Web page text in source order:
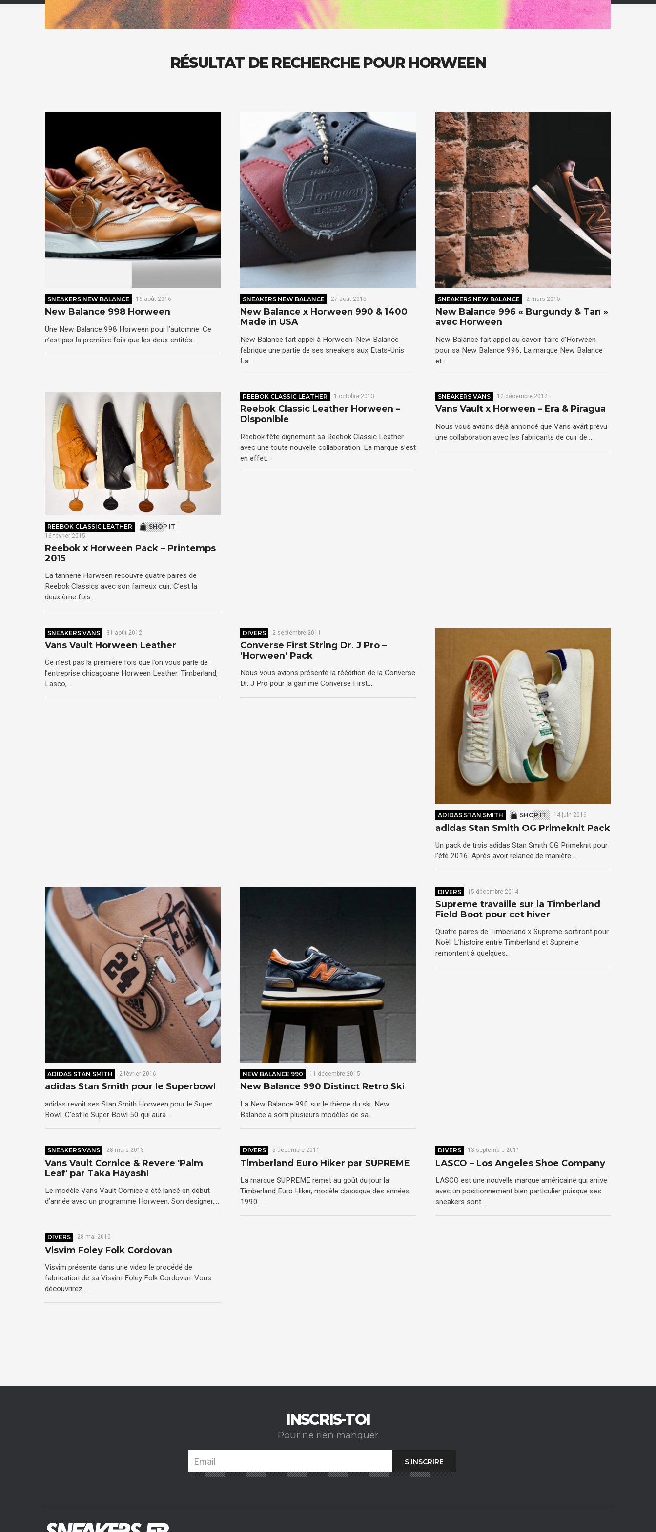
RÉSULTAT DE RECHERCHE POUR HORWEEN
SNEAKERS NEW BALANCE 16 août 2016
New Balance 998 Horween
Une New Balance 998 Horween pour l’automne. Ce
n’est pas la première fois que les deux entités…
SNEAKERS NEW BALANCE 27 août 2015
New Balance x Horween 990 & 1400
Made in USA
New Balance fait appel à Horween. New Balance
fabrique une partie de ses sneakers aux Etats-Unis.
La…
SNEAKERS NEW BALANCE 2 mars 2015
New Balance 996 « Burgundy & Tan »
avec Horween
New Balance fait appel au savoir-faire d’Horween
pour sa New Balance 996. La marque New Balance
et…
REEBOK CLASSIC LEATHER SHOP IT
16 février 2015
Reebok x Horween Pack – Printemps
2015
La tannerie Horween recouvre quatre paires de
Reebok Classics avec son fameux cuir. C’est la
deuxième fois…
REEBOK CLASSIC LEATHER 1 octobre 2013
Reebok Classic Leather Horween –
Disponible
Reebok fête dignement sa Reebok Classic Leather
avec une toute nouvelle collaboration. La marque s’est
en effet…
SNEAKERS VANS 12 décembre 2012
Vans Vault x Horween – Era & Piragua
Nous vous avions déjà annoncé que Vans avait prévu
une collaboration avec les fabricants de cuir de…
SNEAKERS VANS 31 août 2012
Vans Vault Horween Leather
Ce n’est pas la première fois que l’on vous parle de
l’entreprise chicagoane Horween Leather. Timberland,
Lasco,…
DIVERS 2 septembre 2011
Converse First String Dr. J Pro –
‘Horween’ Pack
Nous vous avions présenté la réédition de la Converse
Dr. J Pro pour la gamme Converse First…
ADIDAS STAN SMITH SHOP IT 14 juin 2016
adidas Stan Smith OG Primeknit Pack
Un pack de trois adidas Stan Smith OG Primeknit pour
l’été 2016. Après avoir relancé de manière…
ADIDAS STAN SMITH 2 février 2016
adidas Stan Smith pour le Superbowl
adidas revoit ses Stan Smith Horween pour le Super
Bowl. C’est le Super Bowl 50 qui aura…
NEW BALANCE 990 11 décembre 2015
New Balance 990 Distinct Retro Ski
La New Balance 990 sur le thème du ski. New
Balance a sorti plusieurs modèles de sa…
DIVERS 15 décembre 2014
Supreme travaille sur la Timberland
Field Boot pour cet hiver
Quatre paires de Timberland x Supreme sortiront pour
Noël. L’histoire entre Timberland et Supreme
remontent à quelques…
SNEAKERS VANS 28 mars 2013
Vans Vault Cornice & Revere 'Palm
Leaf' par Taka Hayashi
Le modèle Vans Vault Cornice a été lancé en début
d’année avec un programme Horween. Son designer,…
DIVERS 5 décembre 2011
Timberland Euro Hiker par SUPREME
La marque SUPREME remet au goût du jour la
Timberland Euro Hiker, modèle classique des années
1990…
DIVERS 13 septembre 2011
LASCO – Los Angeles Shoe Company
LASCO est une nouvelle marque américaine qui arrive
avec un positionnement bien particulier puisque ses
sneakers sont…
DIVERS 28 mai 2010
Visvim Foley Folk Cordovan
Visvim présente dans une video le procédé de
fabrication de sa Visvim Foley Folk Cordovan. Vous
découvrirez…
INSCRIS-TOI
Pour ne rien manquer